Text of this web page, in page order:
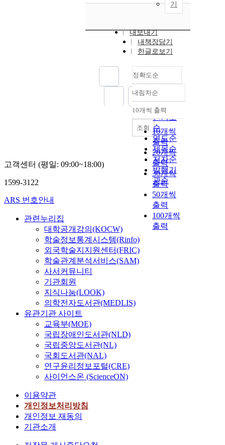
기
내보내기
내책장담기
한글로보기
정확도순
정확도
순
인기도
순
연도순
제목순
저자순
발행기
관순
내림차순
내림차순
10개씩 출력
10개씩
출력
20개씩
출력
30개씩
출력
50개씩
출력
100개씩
출력
조회
고객센터 (평일: 09:00~18:00)
1599-3122
ARS 번호안내
관련누리집
대학공개강의(KOCW)
학술정보통계시스템(Rinfo)
외국학술지지원센터(FRIC)
학술관계분석서비스(SAM)
사서커뮤니티
기관회원
지식나눔(LOOK)
의학전자도서관(MEDLIS)
유관기관 사이트
교육부(MOE)
국립장애인도서관(NLD)
국립중앙도서관(NL)
국회도서관(NAL)
연구윤리정보포털(CRE)
사이언스온 (ScienceON)
이용약관
개인정보처리방침
개인정보 재동의
기관소개